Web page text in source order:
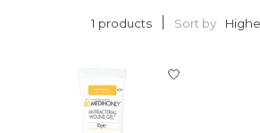
1 products Sort by